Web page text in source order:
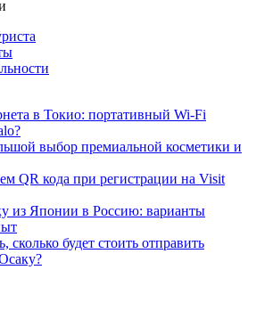
в Токио: портативный Wi-Fi
выбор премиальной косметики и
QR кода при регистрации на Visit
из Японии в Россию: варианты
сколько будет стоить отправить